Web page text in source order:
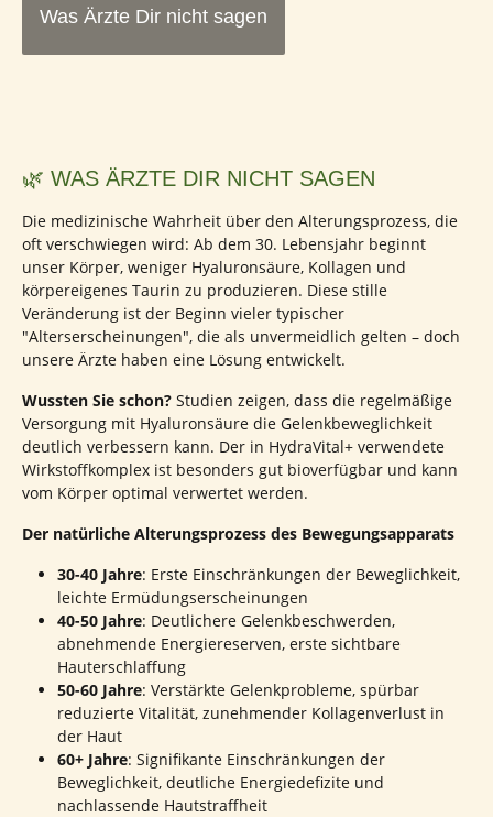
Was Ärzte Dir nicht sagen
🌿 WAS ÄRZTE DIR NICHT SAGEN
Die medizinische Wahrheit über den Alterungsprozess, die
oft verschwiegen wird: Ab dem 30. Lebensjahr beginnt
unser Körper, weniger Hyaluronsäure, Kollagen und
körpereigenes Taurin zu produzieren. Diese stille
Veränderung ist der Beginn vieler typischer
"Alterserscheinungen", die als unvermeidlich gelten – doch
unsere Ärzte haben eine Lösung entwickelt.
Wussten Sie schon? Studien zeigen, dass die regelmäßige
Versorgung mit Hyaluronsäure die Gelenkbeweglichkeit
deutlich verbessern kann. Der in HydraVital+ verwendete
Wirkstoffkomplex ist besonders gut bioverfügbar und kann
vom Körper optimal verwertet werden.
Der natürliche Alterungsprozess des Bewegungsapparats
30-40 Jahre: Erste Einschränkungen der Beweglichkeit,
leichte Ermüdungserscheinungen
40-50 Jahre: Deutlichere Gelenkbeschwerden,
abnehmende Energiereserven, erste sichtbare
Hauterschlaffung
50-60 Jahre: Verstärkte Gelenkprobleme, spürbar
reduzierte Vitalität, zunehmender Kollagenverlust in
der Haut
60+ Jahre: Signifikante Einschränkungen der
Beweglichkeit, deutliche Energiedefizite und
nachlassende Hautstraffheit